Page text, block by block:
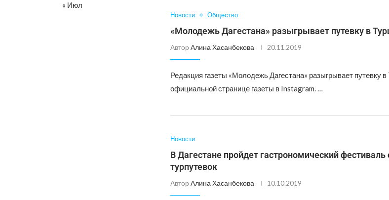
Новости Общество
«Молодежь Дагестана» разыгрывает путевку в
Автор Алина Хасанбекова 20.11.2019
Редакция газеты «Молодежь Дагестана» разыгрывает путевку
официальной странице газеты в Instagram. …
Новости
В Дагестане пройдет гастрономический
турпутевок
Автор Алина Хасанбекова 10.10.2019
« Июл